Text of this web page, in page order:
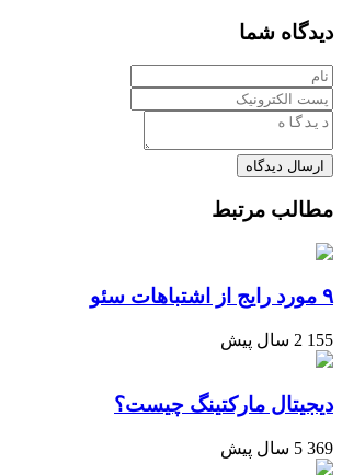
دیدگاه شما
ارسال دیدگاه
مطالب مرتبط
۹ مورد رایج از اشتباهات سئو
155 2 سال پیش
دیجیتال مارکتینگ چیست؟
369 5 سال پیش